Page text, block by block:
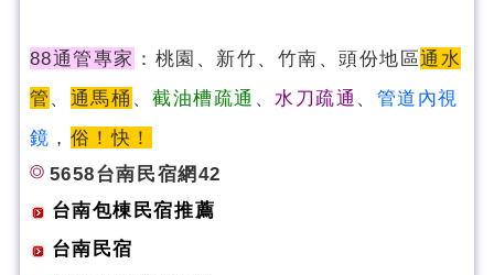
88通管專家 ：桃園、新竹、竹南、頭份地區通水
管 、 通馬桶 、截油槽疏通 、 水刀疏通 、 管道內視
鏡 ， 俗！快！
5658台南民宿網42
台南包棟民宿推薦
台南民宿